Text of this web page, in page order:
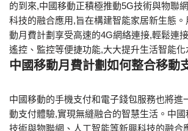
的到來,中國移動正積極推動5G技術與物聯
科技的融合應用,旨在構建智能家居新生態
動月費計劃享受高速的4G網絡連接,輕鬆連
遙控、監控等便捷功能,大大提升生活智能化
中國移動月費計劃如何整合移動
中國移動的手機支付和電子錢包服務也將進
動支付體驗,實現無縫融合的智慧生活。中
技術與物聯網、人工智能等新興科技的融合